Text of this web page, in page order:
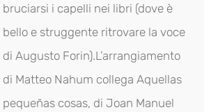
bruciarsi i capelli nei libri (dove è
bello e struggente ritrovare la voce
di Augusto Forin).L’arrangiamento
di Matteo Nahum collegaAquellas
pequeñas cosas, di Joan Manuel